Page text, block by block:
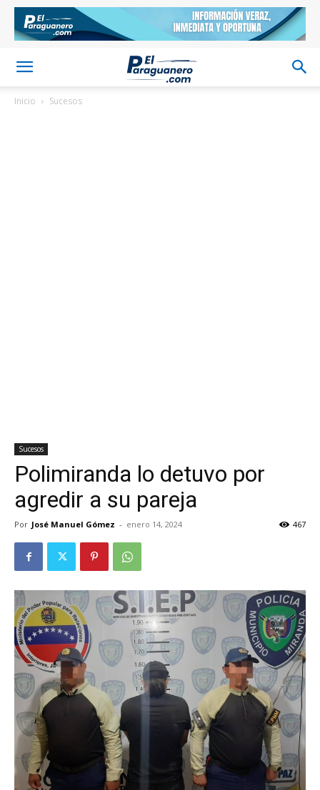
Inicio Sucesos
Sucesos
Polimiranda lo detuvo por
agredir a su pareja
Por José Manuel Gómez - enero 14, 2024 467